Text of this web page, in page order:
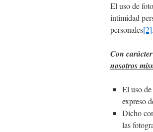
El uso de
intimidad
personales[2].
Con
nosotros
El uso
expreso
Dicho
las